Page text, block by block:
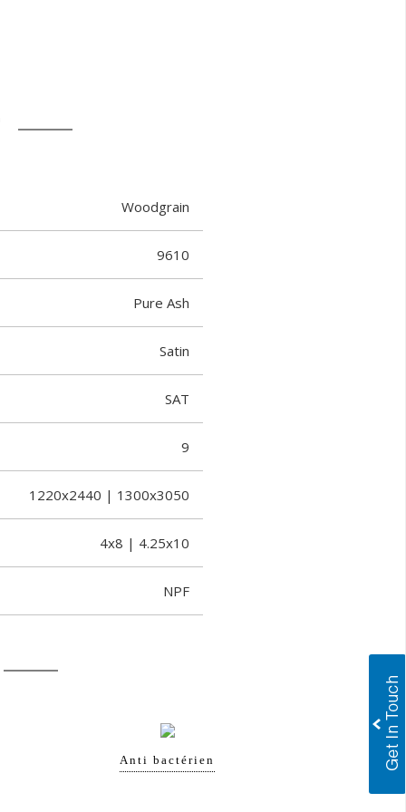
Woodgrain
9610
Pure Ash
Satin
SAT
9
1220x2440 | 1300x3050
4x8 | 4.25x10
NPF
Anti bactérien